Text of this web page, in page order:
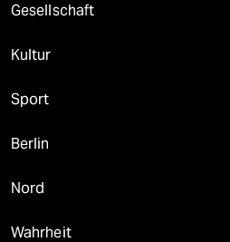
Gesellschaft
Kultur
Sport
Berlin
Nord
Wahrheit